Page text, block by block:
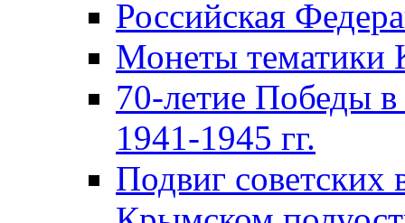
Российская
Монеты тематики
70-летие Победы
1941-1945 гг.
Подвиг советских